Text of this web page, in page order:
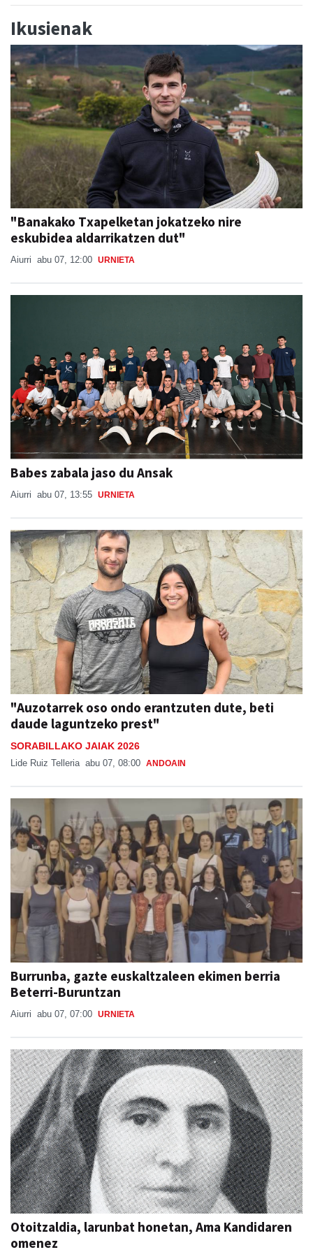
Ikusienak
"Banakako Txapelketan jokatzeko nire
eskubidea aldarrikatzen dut"
Aiurri abu 07, 12:00 URNIETA
Babes zabala jaso du Ansak
Aiurri abu 07, 13:55 URNIETA
"Auzotarrek oso ondo erantzuten dute, beti
daude laguntzeko prest"
SORABILLAKO JAIAK 2026
Lide Ruiz Telleria abu 07, 08:00 ANDOAIN
Burrunba, gazte euskaltzaleen ekimen berria
Beterri-Buruntzan
Aiurri abu 07, 07:00 URNIETA
Otoitzaldia, larunbat honetan, Ama Kandidaren
omenez